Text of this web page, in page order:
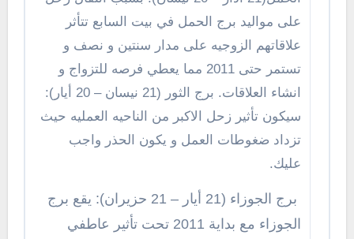
على مواليد برج الحمل في بيت السابع تتأثر
علاقاتهم الزوجيه على مدار سنتين و نصف و
تستمر حتى 2011 مما يعطي فرصه للتزواج و
انشاء العلاقات. برج الثور (21 نيسان – 20 أيار):
سيكون تأثير زحل الاكبر من الناحيه العمليه حيث
تزداد ضغوطات العمل و يكون الحذر واجب
عليك.
برج الجوزاء (21 أيار – 21 حزيران): يقع برج
الجوزاء مع بداية 2011 تحت تأثير عاطفي